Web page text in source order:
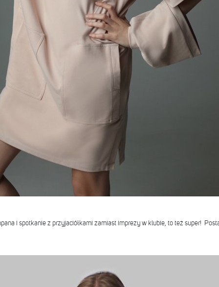
i spotkanie z przyjaciółkami zamiast imprezy w klubie, to też super!